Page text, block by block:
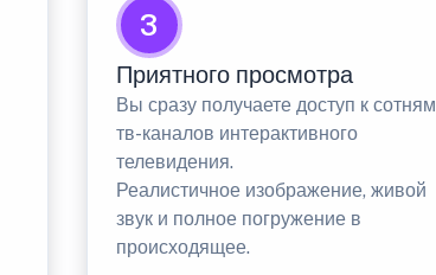
3
Приятного просмотра
Вы сразу получаете доступ к сотням
тв-каналов интерактивного
телевидения.
Реалистичное изображение, живой
звук и полное погружение в
происходящее.